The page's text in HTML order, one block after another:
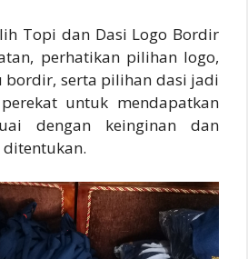
Topi dan Dasi Logo Bordir
perhatikan pilihan logo,
bordir, serta pilihan dasi jadi
untuk mendapatkan
dengan keinginan dan